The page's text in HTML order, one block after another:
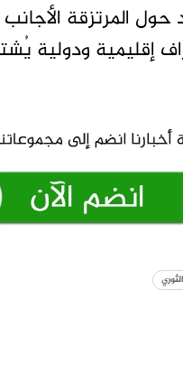
المرتزقة
إقليمية ودولية